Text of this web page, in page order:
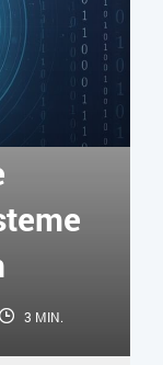
IM ERP
LOHN
3 MIN.